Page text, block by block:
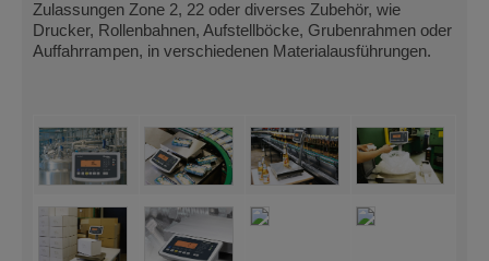
Zulassungen Zone 2, 22 oder diverses Zubehör, wie
Drucker, Rollenbahnen, Aufstellböcke, Grubenrahmen oder
Auffahrrampen, in verschiedenen Materialausführungen.